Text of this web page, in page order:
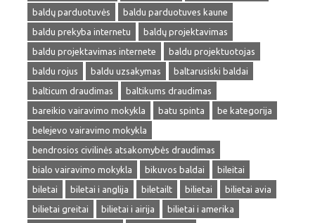
baldų parduotuvės
baldu parduotuves kaune
baldu prekyba internetu
baldų projektavimas
baldu projektavimas internete
baldu projektuotojas
baldu rojus
baldu uzsakymas
baltarusiski baldai
balticum draudimas
baltikums draudimas
bareikio vairavimo mokykla
batu spinta
be kategorija
belejevo vairavimo mokykla
bendrosios civilinės atsakomybės draudimas
bialo vairavimo mokykla
bikuvos baldai
bileitai
biletai
biletai i anglija biletailt bilietai
bilietai avia
bilietai greitai
bilietai i airija
bilietai i amerika